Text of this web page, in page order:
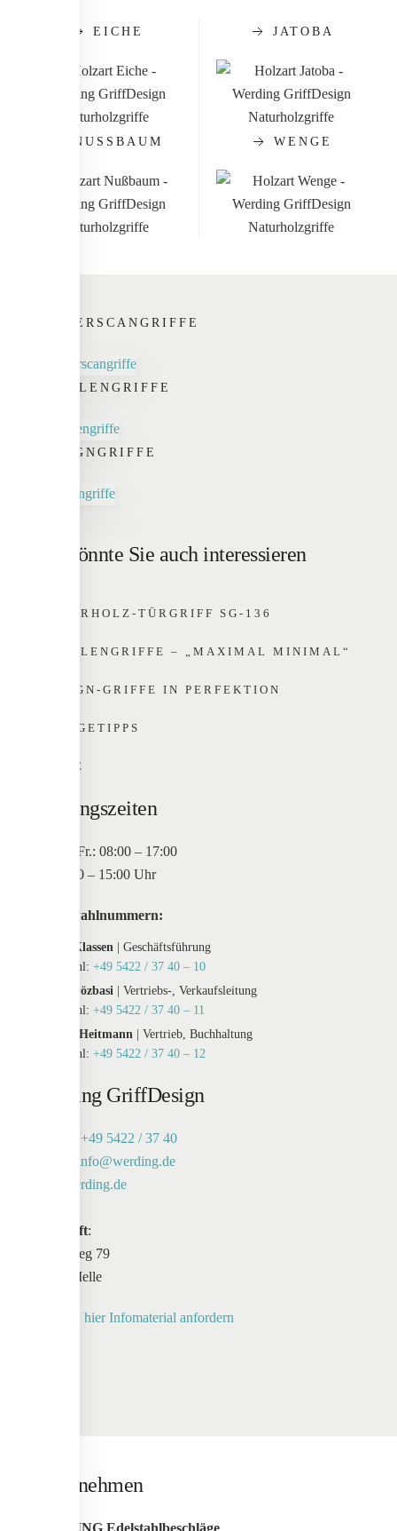
EICHE JATOBA
NUSSBAUM WENGE
FINGERSCANGRIFFE
SCHALENGRIFFE
DESIGNGRIFFE
Das könnte Sie auch interessieren
NATURHOLZ-TÜRGRIFF SG-136
SCHALENGRIFFE – „MAXIMAL MINIMAL“
DESIGN-GRIFFE IN PERFEKTION
PFLEGETIPPS
HOME
Öffnungszeiten
Mo. bis Fr.: 08:00 – 17:00
Sa: 10:00 – 15:00 Uhr
Durchwahlnummern:
Maxim Klassen | Geschäftsführung
Durchwahl: +49 5422 / 37 40 – 10
Tayfur Gözbasi | Vertriebs-, Verkaufsleitung
Durchwahl: +49 5422 / 37 40 – 11
Susanne Heitmann | Vertrieb, Buchhaltung
Durchwahl: +49 5422 / 37 40 – 12
Werding GriffDesign
+49 5422 / 37 40
info@werding.de
werding.de
Anschrift:
Maschweg 79
49324 Melle
hier Infomaterial anfordern
Unternehmen